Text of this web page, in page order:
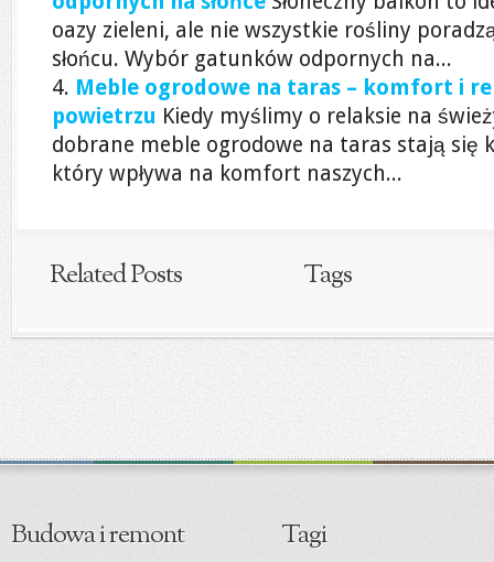
oazy zieleni, ale nie wszystkie rośliny
słońcu. Wybór gatunków odpornych na...
Meble ogrodowe na taras – komfort i
powietrzu Kiedy myślimy o relaksie na
dobrane meble ogrodowe na taras stają się
który wpływa na komfort naszych...
Related Posts Tags
Budowa i remont Tagi